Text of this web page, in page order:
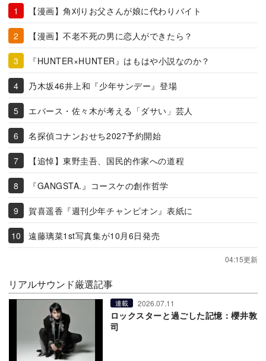
【漫画】角刈りお父さんが娘に代わりバイト
【漫画】不老不死の男に恋人ができたら？
『HUNTER×HUNTER』はもはや小説なのか？
乃木坂46井上和『少年サンデー』登場
エバース・佐々木が考える「ダサい」芸人
名探偵コナンおせち2027予約開始
【追悼】東野圭吾、国民的作家への道程
『GANGSTA.』コースケの創作哲学
賀喜遥香『週刊少年チャンピオン』表紙に
遠藤璃菜1st写真集が10月6日発売
04:15更新
リアルサウンド厳選記事
連載 2026.07.11
ロックスターと過ごした記憶：櫻井敦
司